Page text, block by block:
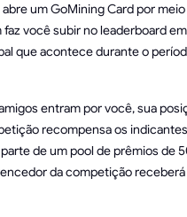
um GoMining Card por
você subir no leaderboard
que acontece durante o
entram por você, sua
recompensa os
de um pool de prêmios de
da competição